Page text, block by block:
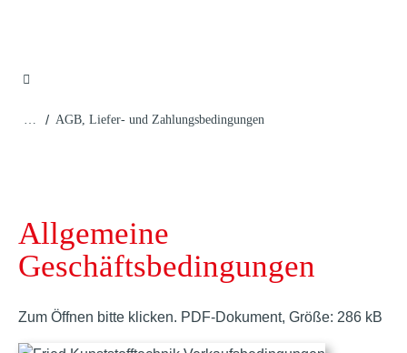
… / AGB, Liefer- und Zahlungsbedingungen
Allgemeine
Geschäftsbedingungen
Zum Öffnen bitte klicken. PDF-Dokument, Größe: 286 kB